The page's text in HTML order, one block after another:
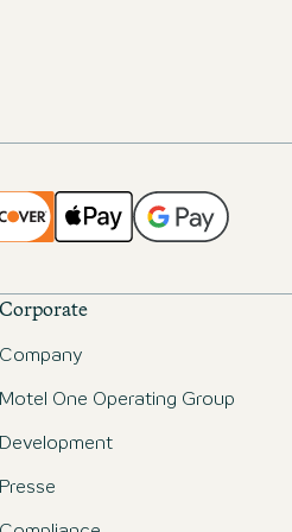
Corporate
Company
Motel One Operating Group
Development
Presse